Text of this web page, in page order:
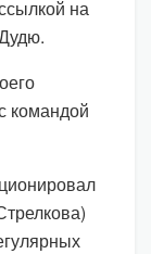
на
командой